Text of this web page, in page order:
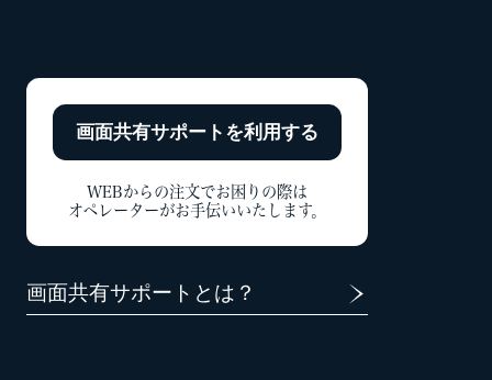
画面共有サポートを利用する
WEBからの注文でお困りの際は
オペレーターがお手伝いいたします。
画面共有サポートとは？